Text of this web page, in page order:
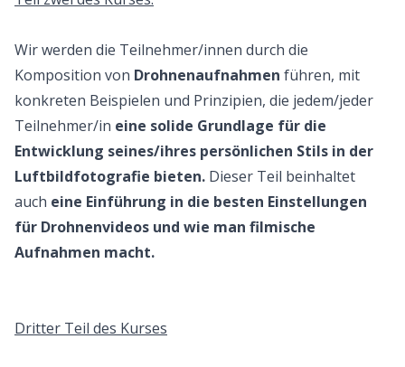
Wir werden die Teilnehmer/innen durch die
Komposition von Drohnenaufnahmen führen, mit
konkreten Beispielen und Prinzipien, die jedem/jeder
Teilnehmer/in eine solide Grundlage für die
Entwicklung seines/ihres persönlichen Stils in der
Luftbildfotografie bieten. Dieser Teil beinhaltet
auch eine Einführung in die besten Einstellungen
für Drohnenvideos und wie man filmische
Aufnahmen macht.
Dritter Teil des Kurses